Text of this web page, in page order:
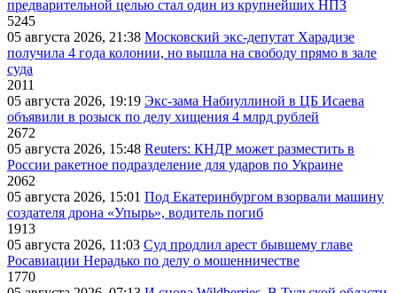
предварительной целью стал один из крупнейших НПЗ
5245
05 августа 2026, 21:38 Московский экс-депутат Харадизе
получила 4 года колонии, но вышла на свободу прямо в зале
суда
2011
05 августа 2026, 19:19 Экс-зама Набиуллиной в ЦБ Исаева
объявили в розыск по делу хищения 4 млрд рублей
2672
05 августа 2026, 15:48 Reuters: КНДР может разместить в
России ракетное подразделение для ударов по Украине
2062
05 августа 2026, 15:01 Под Екатеринбургом взорвали машину
создателя дрона «Упырь», водитель погиб
1913
05 августа 2026, 11:03 Суд продлил арест бывшему главе
Росавиации Нерадько по делу о мошенничестве
1770